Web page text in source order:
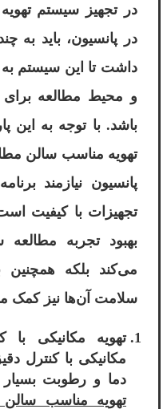
در تجهیز سیستم
در پانسیون، باید به
داشت تا این سیستم
و محیط مطالعه برای
باشد. با توجه به این
تهویه مناسب سالن
پانسیون نیازمند
تجهیزات با کیفیت
بهبود تجربه
می‌کند بلکه
سلامت آن‌ها نیز کمک
تهویه مکانیکی با
مکانیکی با کنترل
دما و رطوبت
تهویه مناسب سالن